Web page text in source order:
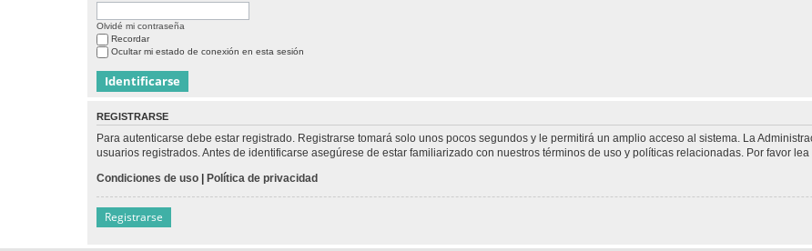
Olvidé mi contraseña
Recordar
Ocultar mi estado de conexión en esta sesión
REGISTRARSE
Para autenticarse debe estar registrado. Registrarse tomará solo unos pocos segundos y le permitirá un amplio acceso al sistema. La
usuarios registrados. Antes de identificarse asegúrese de estar familiarizado con nuestros términos de uso y políticas relacionadas. Por favor
Condiciones de uso | Política de privacidad
Registrarse